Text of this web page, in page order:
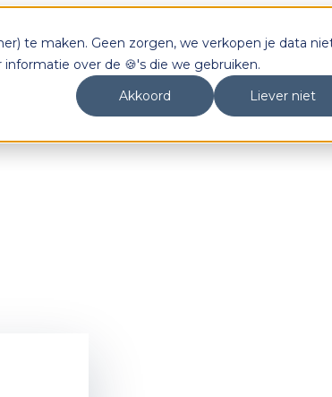
te maken. Geen zorgen, we verkopen je data
over de 🍪's die we gebruiken.
Akkoord
Liever niet